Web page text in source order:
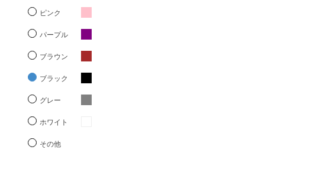
ピンク
パープル
ブラウン
ブラック
グレー
ホワイト
その他